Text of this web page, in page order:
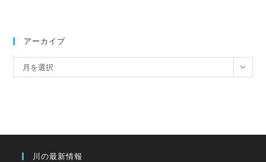
アーカイブ
ー
月を選択
川の最新情報